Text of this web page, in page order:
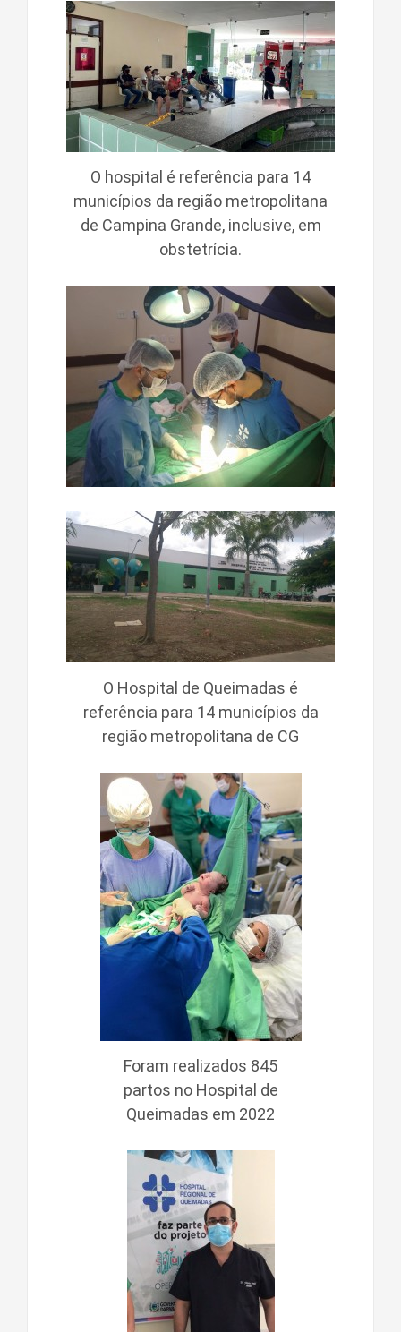
O hospital é referência para 14
municípios da região metropolitana
de Campina Grande, inclusive, em
obstetrícia.
O Hospital de Queimadas é
referência para 14 municípios da
região metropolitana de CG
Foram realizados 845
partos no Hospital de
Queimadas em 2022